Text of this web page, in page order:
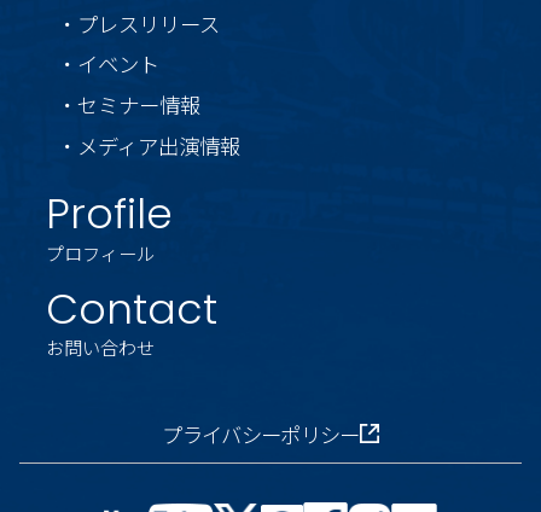
・プレスリリース
・イベント
・セミナー情報
・メディア出演情報
Profile
プロフィール
Contact
お問い合わせ
プライバシーポリシー